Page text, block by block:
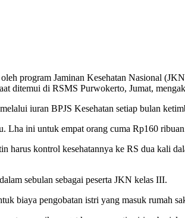
program Jaminan Kesehatan Nasional
ditemui di RSMS Purwokerto, Jumat,
iuran BPJS Kesehatan setiap bulan
Lha ini untuk empat orang cuma Rp160
kontrol kesehatannya ke RS dua kali
sebulan sebagai peserta JKN kelas III.
biaya pengobatan istri yang masuk rumah